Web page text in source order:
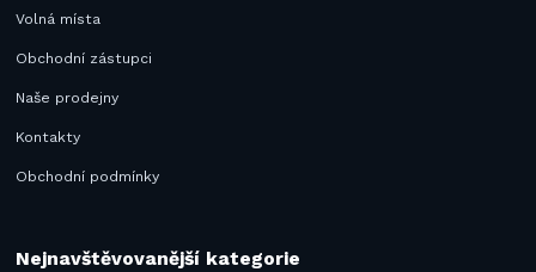
Volná místa
Obchodní zástupci
Naše prodejny
Kontakty
Obchodní podmínky
Nejnavštěvovanější kategorie